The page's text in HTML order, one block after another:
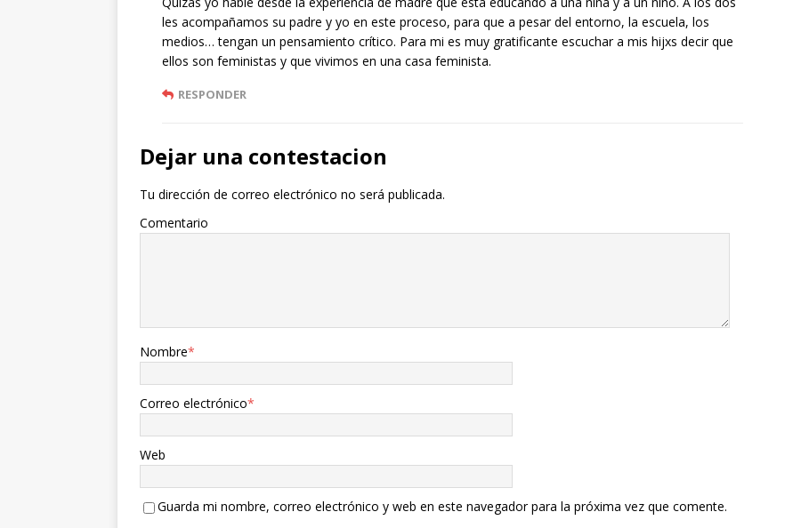
les acompañamos su padre y yo en este proceso, para que a pesar del entorno, la escuela, los
medios… tengan un pensamiento crítico. Para mi es muy gratificante escuchar a mis hijxs decir que
ellos son feministas y que vivimos en una casa feminista.
RESPONDER
Dejar una contestacion
Tu dirección de correo electrónico no será publicada.
Comentario
Nombre*
Correo electrónico*
Web
Guarda mi nombre, correo electrónico y web en este navegador para la próxima vez que comente.